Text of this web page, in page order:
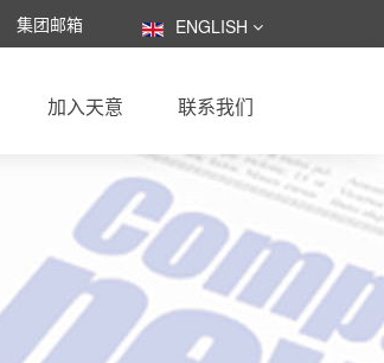
集团邮箱 ENGLISH
加入天意 联系我们